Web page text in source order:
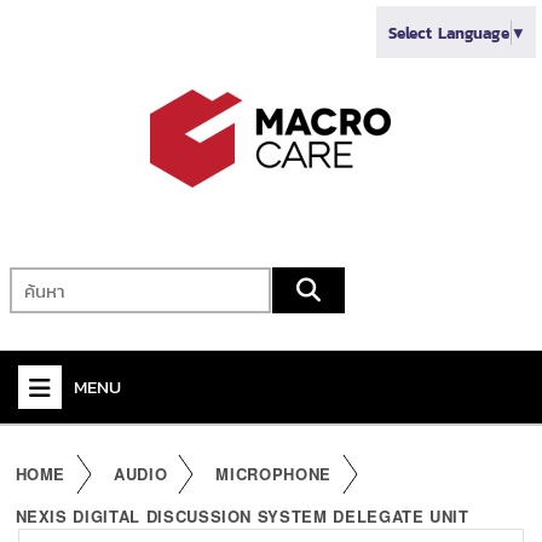
Select Language▼
MENU
HOME AUDIO
MICROPHONE
NEXIS DIGITAL DISCUSSION SYSTEM DELEGATE UNIT